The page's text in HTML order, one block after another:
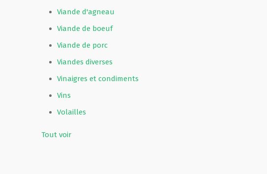
Viande d'agneau
Viande de boeuf
Viande de porc
Viandes diverses
Vinaigres et condiments
Vins
Volailles
Tout voir